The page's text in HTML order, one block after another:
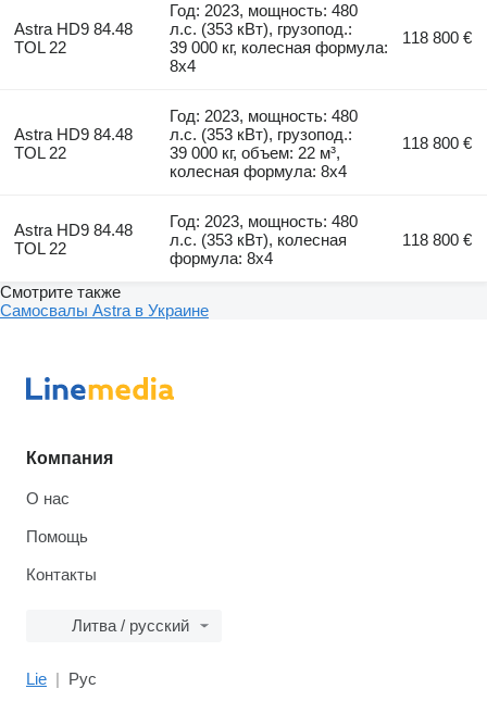
Astra HD9 84.48
TOL 22
Год: 2023, мощность: 480
л.с. (353 кВт), грузопод.:
39 000 кг, колесная формула:
8x4
118 800 €
Astra HD9 84.48
TOL 22
Год: 2023, мощность: 480
л.с. (353 кВт), грузопод.:
39 000 кг, объем: 22 м³,
колесная формула: 8x4
118 800 €
Astra HD9 84.48
TOL 22
Год: 2023, мощность: 480
л.с. (353 кВт), колесная
формула: 8x4
118 800 €
Смотрите также
Самосвалы Astra в Украине
Компания
О нас
Помощь
Контакты
Литва / русский
Lie Рус